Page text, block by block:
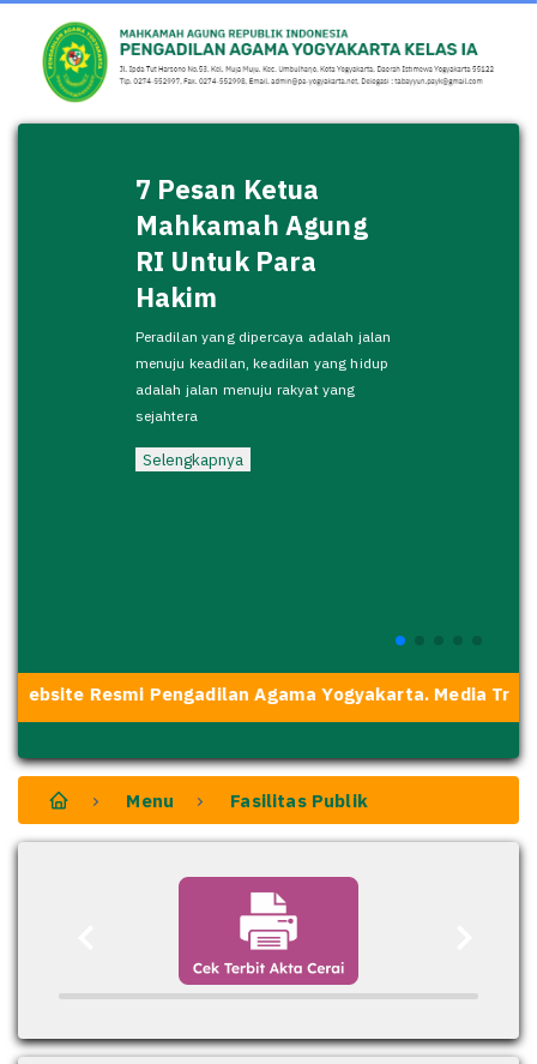
7 Pesan Ketua
Mahkamah Agung
RI Untuk Para
Hakim
Peradilan yang dipercaya adalah jalan
menuju keadilan, keadilan yang hidup
adalah jalan menuju rakyat yang
sejahtera
Selengkapnya
Resmi Pengadilan Agama Yogyakarta. Media
Menu Fasilitas Publik